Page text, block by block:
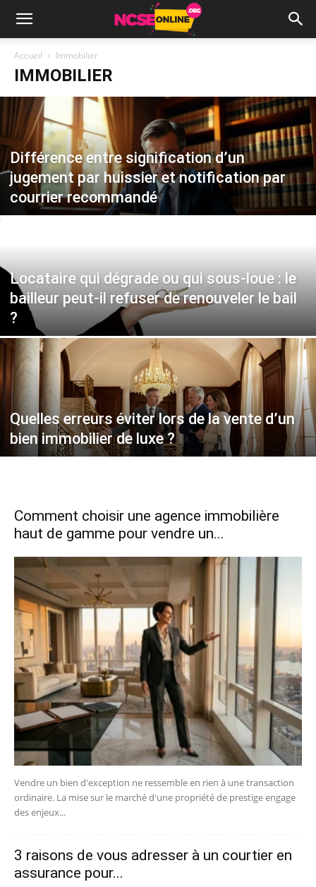
Accueil Immobilier
IMMOBILIER
Différence entre signification d’un
jugement par huissier et notification par
courrier recommandé
Locataire qui dégrade ou qui sous-loue : le
bailleur peut-il refuser de renouveler le bail
?
Quelles erreurs éviter lors de la vente d’un
bien immobilier de luxe ?
Comment choisir une agence immobilière
haut de gamme pour vendre un...
Vendre un bien d'exception ne ressemble en rien à une transaction
ordinaire. La mise sur le marché d'une propriété de prestige engage
des enjeux...
3 raisons de vous adresser à un courtier en
assurance pour...